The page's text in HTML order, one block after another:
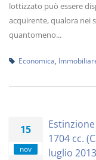
lottizzato può essere
acquirente, qualora nei
quantomeno...
Economica
15
nov
1704 cc.
luglio